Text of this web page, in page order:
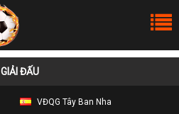
GIẢI ĐẤU
VĐQG Tây Ban Nha